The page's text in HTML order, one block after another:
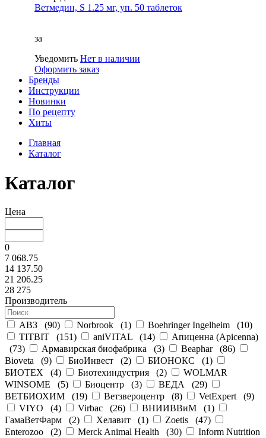
Ветмедин, S 1.25 мг, уп. 50 таблеток
за
Уведомить Нет в наличии
Оформить заказ
Бренды
Инструкции
Новинки
По рецепту
Хиты
Главная
Каталог
Каталог
Цена
0
7 068.75
14 137.50
21 206.25
28 275
Производитель
АВЗ (90) Norbrook (1) Boehringer Ingelheim (10)
TITBIT (151) aniVITAL (14)
Апиценна (Apicenna)
(73) Армавирская биофабрика (3) Beaphar(86)
Bioveta (9) БиоИнвест (2) БИОНОКС (1)
БИОТЕХ (4) Биотехиндустрия (2)
WOLMAR
WINSOME (5) Биоцентр (3) ВЕДА (29)
ВЕТБИОХИМ (19) Ветзвероцентр (8) VetExpert (9)
VIYO (4) Virbac (26) ВНИИВВиМ (1)
ГамаВетФарм (2) Хелавит (1) Zoetis (47)
Enterozoo (2) Merck Animal Health (30)
Inform Nutrition